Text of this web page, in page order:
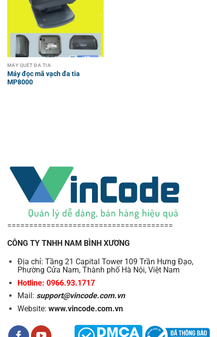
MÁY QUÉT ĐA TIA
Máy đọc mã vạch đa tia
MP8000
======================================
CÔNG TY TNHH NAM BÌNH XƯƠNG
Địa chỉ: Tầng 21 Capital Tower 109 Trần Hưng Đạo,
Phường Cửa Nam, Thành phố Hà Nội, Việt Nam
Hotline: 0966.93.1717
Mail: support@vincode.com.vn
Website: www.vincode.com.vn